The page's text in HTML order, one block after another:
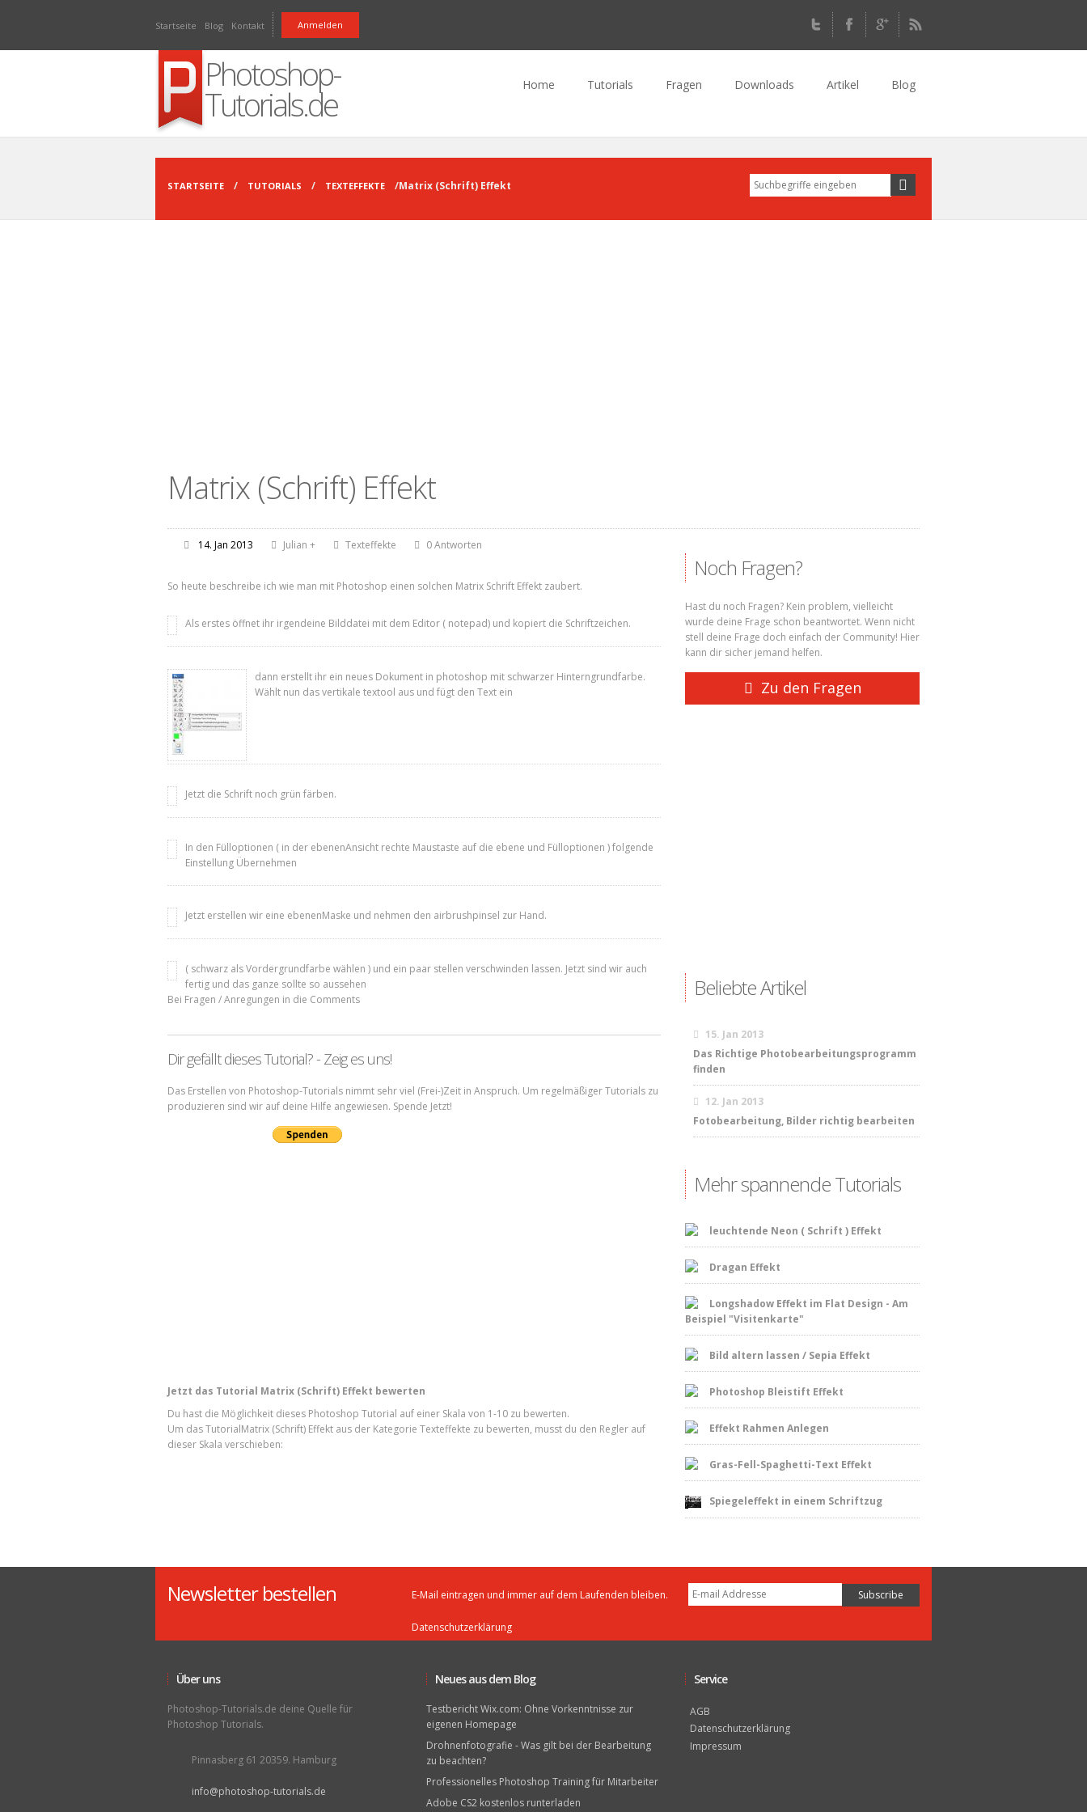
Startseite Blog Kontakt Anmelden
Photoshop-
Tutorials.de Home Tutorials Fragen Downloads Artikel Blog
STARTSEITE TUTORIALS TEXTEFFEKTE Matrix (Schrift) Effekt
Suchformular
Suche
Matrix (Schrift) Effekt
14. Jan 2013 Julian + Texteffekte 0 Antworten
So heute beschreibe ich wie man mit Photoshop einen solchen Matrix Schrift Effekt zaubert.
Als erstes öffnet ihr irgendeine Bilddatei mit dem Editor ( notepad) und kopiert die Schriftzeichen.
dann erstellt ihr ein neues Dokument in photoshop mit schwarzer Hinterngrundfarbe.
Wählt nun das vertikale textool aus und fügt den Text ein
Jetzt die Schrift noch grün färben.
In den Fülloptionen ( in der ebenenAnsicht rechte Maustaste auf die ebene und Fülloptionen ) folgende
Einstellung Übernehmen
Jetzt erstellen wir eine ebenenMaske und nehmen den airbrushpinsel zur Hand.
( schwarz als Vordergrundfarbe wählen ) und ein paar stellen verschwinden lassen. Jetzt sind wir auch
fertig und das ganze sollte so aussehen
Bei Fragen / Anregungen in die Comments
Dir gefällt dieses Tutorial? - Zeig es uns!
Das Erstellen von Photoshop-Tutorials nimmt sehr viel (Frei-)Zeit in Anspruch. Um regelmäßiger Tutorials zu
produzieren sind wir auf deine Hilfe angewiesen. Spende Jetzt!
Jetzt das Tutorial Matrix (Schrift) Effekt bewerten
Du hast die Möglichkeit dieses Photoshop Tutorial auf einer Skala von 1-10 zu bewerten.
Um das TutorialMatrix (Schrift) Effekt aus der Kategorie Texteffekte zu bewerten, musst du den Regler auf
dieser Skala verschieben:
Noch Fragen?
Hast du noch Fragen? Kein problem, vielleicht
wurde deine Frage schon beantwortet. Wenn nicht
stell deine Frage doch einfach der Community! Hier
kann dir sicher jemand helfen.
Zu den Fragen
Beliebte Artikel
15. Jan 2013
Das Richtige Photobearbeitungsprogramm
finden
12. Jan 2013
Fotobearbeitung, Bilder richtig bearbeiten
Mehr spannende Tutorials
leuchtende Neon ( Schrift ) Effekt
Dragan Effekt
Longshadow Effekt im Flat Design - Am
Beispiel "Visitenkarte"
Bild altern lassen / Sepia Effekt
Photoshop Bleistift Effekt
Effekt Rahmen Anlegen
Gras-Fell-Spaghetti-Text Effekt
Spiegeleffekt in einem Schriftzug
Newsletter bestellen E-Mail eintragen und immer auf dem Laufenden bleiben.
Datenschutzerklärung
Über uns
Photoshop-Tutorials.de deine Quelle für
Photoshop Tutorials.
Pinnasberg 61 20359. Hamburg
info@photoshop-tutorials.de
Neues aus dem Blog
Testbericht Wix.com: Ohne Vorkenntnisse zur
eigenen Homepage
Drohnenfotografie - Was gilt bei der Bearbeitung
zu beachten?
Professionelles Photoshop Training für Mitarbeiter
Adobe CS2 kostenlos runterladen
Service
AGB
Datenschutzerklärung
Impressum